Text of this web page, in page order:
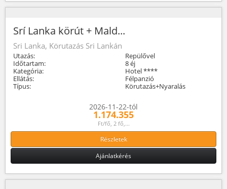
Srí Lanka körút + Mald...
Sri Lanka, Körutazás Sri Lankán
Utazás:
Repülővel
Időtartam:
8 éj
Kategória:
Hotel ****
Ellátás:
Félpanzió
Típus:
Körutazás+Nyaralás
2026-11-22-tól
1.174.355
Ft/fő, 2 fő,...
Részletek
Ajánlatkérés